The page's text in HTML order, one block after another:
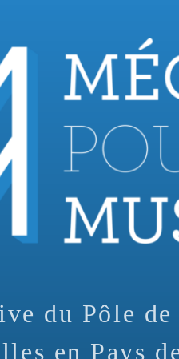
du Pôle
en Pays